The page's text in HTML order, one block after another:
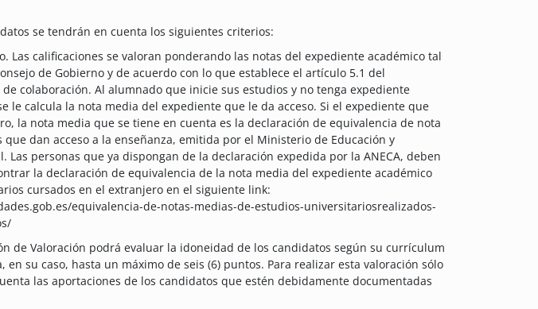
se tendrán en cuenta los siguientes criterios:
Las calificaciones se valoran ponderando las notas del expediente académico tal
de Gobierno y de acuerdo con lo que establece el artículo 5.1 del
de colaboración. Al alumnado que inicie sus estudios y no tenga expediente
le calcula la nota media del expediente que le da acceso. Si el expediente que
la nota media que se tiene en cuenta es la declaración de equivalencia de nota
que dan acceso a la enseñanza, emitida por el Ministerio de Educación y
Las personas que ya dispongan de la declaración expedida por la ANECA, deben
la declaración de equivalencia de la nota media del expediente académico
cursados en el extranjero en el siguiente link:
equivalencia-de-notas-medias-de-estudios-universitariosrealizados-
de Valoración podrá evaluar la idoneidad de los candidatos según su currículum
en su caso, hasta un máximo de seis (6) puntos. Para realizar esta valoración sólo
las aportaciones de los candidatos que estén debidamente documentadas